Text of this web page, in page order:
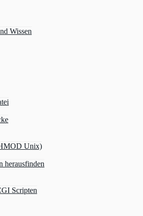
Wissen
Unix)
herausfinden
Scripten